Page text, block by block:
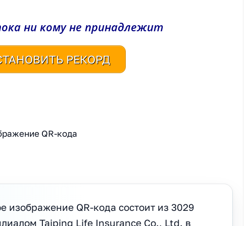
ни кому не принадлежит
РЕКОРД
изображение QR-кода состоит из 3029
Taiping Life Insurance Co., Ltd. в